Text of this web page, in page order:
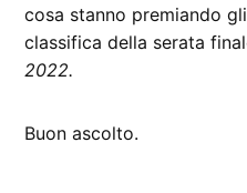
cosa stanno premiando
classifica della serata
2022.
Buon ascolto.